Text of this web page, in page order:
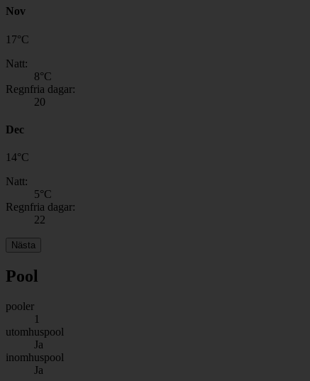
Nov
17°C
Natt:
8°C
Regnfria dagar:
20
Dec
14°C
Natt:
5°C
Regnfria dagar:
22
Nästa
Pool
pooler
1
utomhuspool
Ja
inomhuspool
Ja